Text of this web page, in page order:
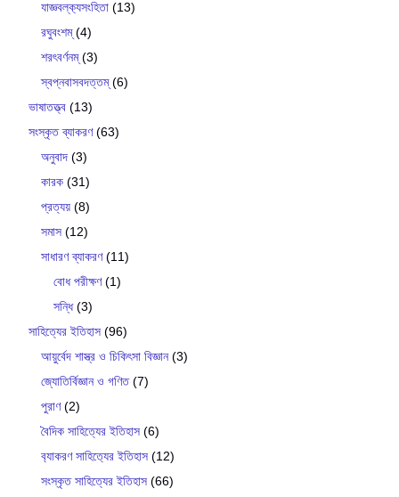
যাজ্ঞবল্ক‍্যসংহিতা (13)
রঘুবংশম্(4)
শরৎবর্ণনম্(3)
স্বপ্নবাসবদত্তম্(6)
ভাষাতত্ত্ব (13)
সংস্কৃত ব্যাকরণ(63)
অনুবাদ (3)
কারক (31)
প্রত্যয় (8)
সমাস (12)
সাধারণ ব্যাকরণ(11)
বোধ পরীক্ষণ(1)
সন্ধি(3)
সাহিত্যের ইতিহাস (96)
আয়ুর্বেদ শাস্ত্র ও চিকিৎসা বিজ্ঞান(3)
জ্যোতির্বিজ্ঞান ও গণিত(7)
পুরাণ(2)
বৈদিক সাহিত্যের ইতিহাস (6)
ব‍্যাকরণ সাহিত‍্যের ইতিহাস (12)
সংস্কৃত সাহিত্যের ইতিহাস (66)